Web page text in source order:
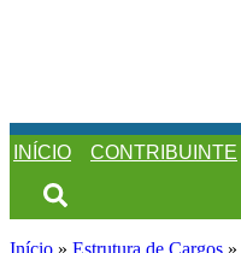
INÍCIO CONTRIBUINTE
Início » Estrutura de Cargos »